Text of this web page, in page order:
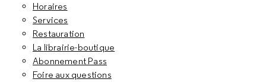
Horaires
Services
Restauration
La librairie-boutique
Abonnement Pass
Foire aux questions